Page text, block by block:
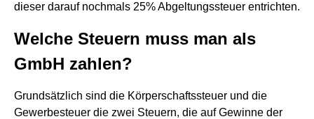
dieser darauf nochmals 25% Abgeltungssteuer entrichten.
Welche Steuern muss man als
GmbH zahlen?
Grundsätzlich sind die Körperschaftssteuer und die
Gewerbesteuer die zwei Steuern, die auf Gewinne der